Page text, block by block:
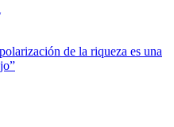
de la riqueza es una